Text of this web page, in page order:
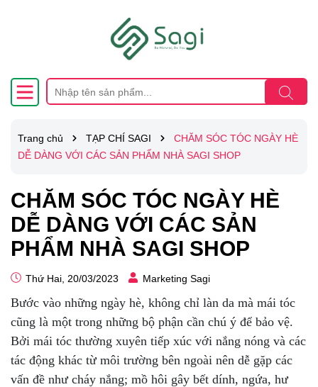
Trang chủ TẠP CHÍ SAGI
CHĂM SÓC TÓC NGÀY HÈ
DỄ DÀNG VỚI CÁC SẢN PHẨM NHÀ SAGI SHOP
CHĂM SÓC TÓC NGÀY HÈ
DỄ DÀNG VỚI CÁC SẢN
PHẨM NHÀ SAGI SHOP
Thứ Hai, 20/03/2023 Marketing Sagi
Bước vào những ngày hè, không chỉ làn da mà mái tóc
cũng là một trong những bộ phận cần chú ý để bảo vệ.
Bởi mái tóc thường xuyên tiếp xúc với nắng nóng và các
tác động khác từ môi trường bên ngoài nên dễ gặp các
vấn đề như cháy nắng; mồ hôi gây bết dính, ngứa, hư